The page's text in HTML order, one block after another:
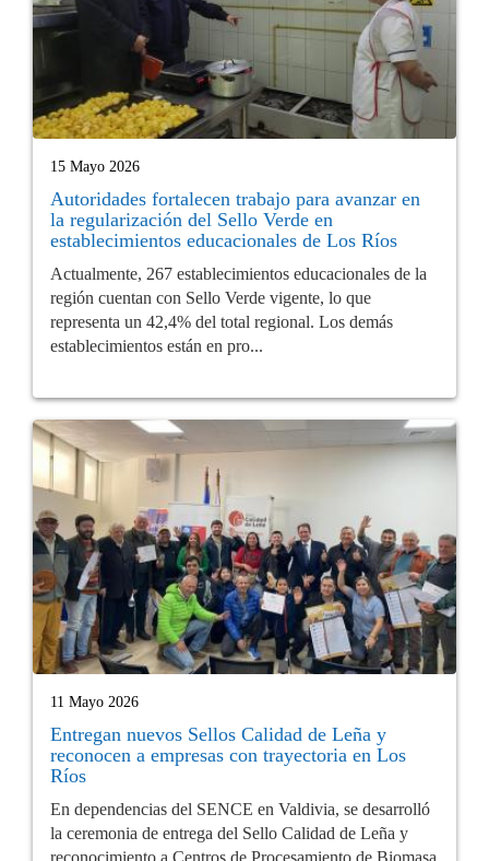
15 Mayo 2026
Autoridades fortalecen trabajo para avanzar en
la regularización del Sello Verde en
establecimientos educacionales de Los Ríos
Actualmente, 267 establecimientos educacionales de la
región cuentan con Sello Verde vigente, lo que
representa un 42,4% del total regional. Los demás
establecimientos están en pro...
11 Mayo 2026
Entregan nuevos Sellos Calidad de Leña y
reconocen a empresas con trayectoria en Los
Ríos
En dependencias del SENCE en Valdivia, se desarrolló
la ceremonia de entrega del Sello Calidad de Leña y
reconocimiento a Centros de Procesamiento de Biomasa